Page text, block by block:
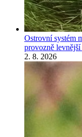
Ostrovní systém
provozně
2. 8. 2026